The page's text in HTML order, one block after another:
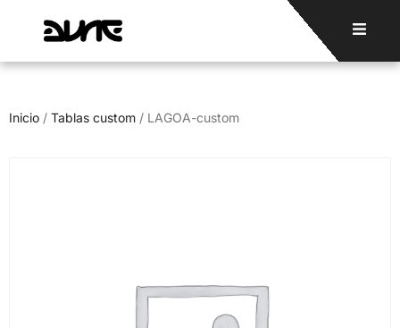
Inicio / Tablas custom / LAGOA-custom